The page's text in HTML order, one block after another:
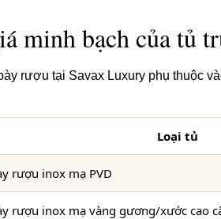
minh bạch của tủ
rượu tại Savax Luxury phụ thuộc
Loại tủ
rượu inox mạ PVD
rượu inox mạ vàng gương/xước cao